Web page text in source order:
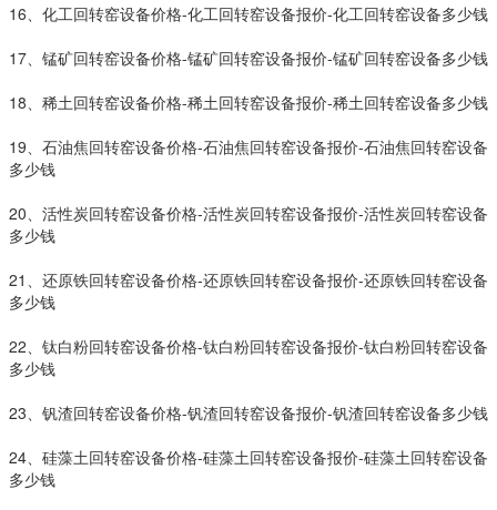
16、化工回转窑设备价格-化工回转窑设备报价-化工回转窑设备多少钱
17、锰矿回转窑设备价格-锰矿回转窑设备报价-锰矿回转窑设备多少钱
18、稀土回转窑设备价格-稀土回转窑设备报价-稀土回转窑设备多少钱
19、石油焦回转窑设备价格-石油焦回转窑设备报价-石油焦回转窑设备
多少钱
20、活性炭回转窑设备价格-活性炭回转窑设备报价-活性炭回转窑设备
多少钱
21、还原铁回转窑设备价格-还原铁回转窑设备报价-还原铁回转窑设备
多少钱
22、钛白粉回转窑设备价格-钛白粉回转窑设备报价-钛白粉回转窑设备
多少钱
23、钒渣回转窑设备价格-钒渣回转窑设备报价-钒渣回转窑设备多少钱
24、硅藻土回转窑设备价格-硅藻土回转窑设备报价-硅藻土回转窑设备
多少钱